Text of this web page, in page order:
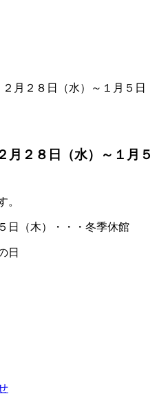
月２８日（水）～１月５日
月２８日（水）～１月５
。
日（木）・・・冬季休館
日